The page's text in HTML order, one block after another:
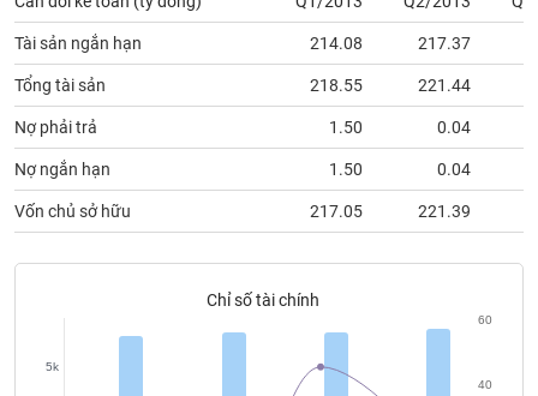
Tài sản ngắn hạn 214.08 217.37
Tổng tài sản 218.55 221.44
Nợ phải trả 1.50 0.04
Nợ ngắn hạn 1.50 0.04
Vốn chủ sở hữu 217.05 221.39
Chỉ số tài chính
5k
40
60
phân
tích
(-)
Thuật
ngữ
(-)
Dịch